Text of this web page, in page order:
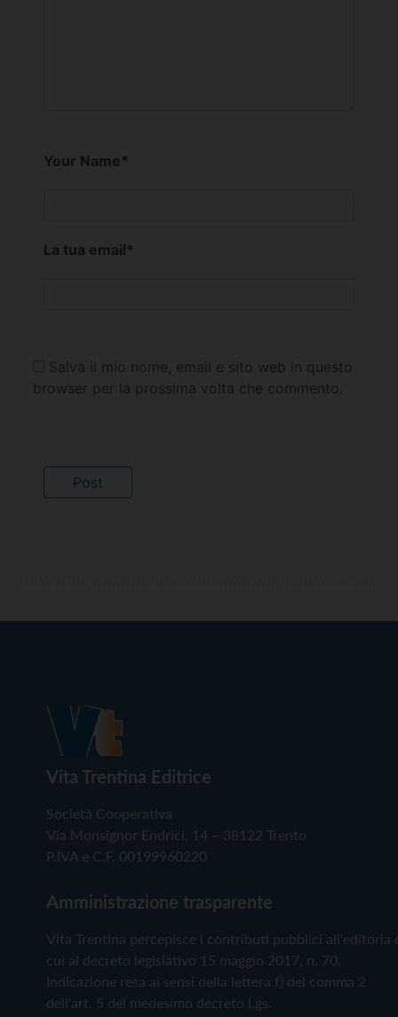
Your Name*
La tua email*
Salva il mio nome, email e sito web in questo
browser per la prossima volta che commento.
Vita Trentina Editrice
Società Cooperativa
Via Monsignor Endrici, 14 – 38122 Trento
P.IVA e C.F. 00199960220
Amministrazione trasparente
Vita Trentina percepisce i contributi pubblici all'editoria
cui al decreto legislativo 15 maggio 2017, n. 70.
Indicazione resa ai sensi della lettera f) del comma 2
dell'art. 5 del medesimo decreto Lgs.